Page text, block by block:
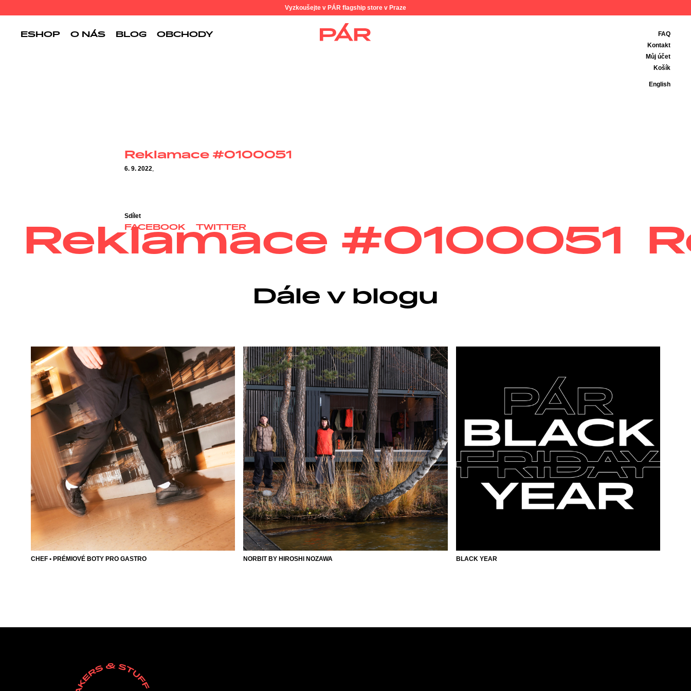
Vyzkoušejte v PÁR flagship store v Praze
ESHOP O NÁS BLOG OBCHODY
FAQ
Kontakt
Můj účet
Košík
English
Reklamace #0100051
6. 9. 2022,
Sdílet
FACEBOOK
TWITTER
Dále v blogu
CHEF • PRÉMIOVÉ BOTY PRO GASTRO NORBIT BY HIROSHI NOZAWA BLACK YEAR